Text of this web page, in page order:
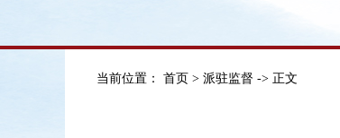
当前位置： 首页 > 派驻监督 -> 正文